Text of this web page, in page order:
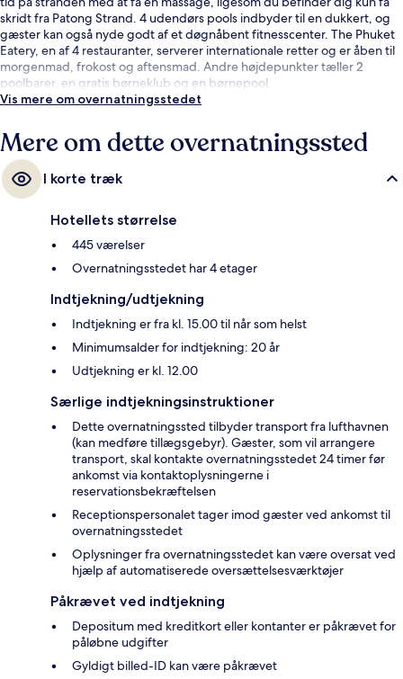
skridt fra Patong Strand. 4 udendørs pools indbyder til en dukkert, og
gæster kan også nyde godt af et døgnåbent fitnesscenter. The Phuket
Eatery, en af 4 restauranter, serverer internationale retter og er åben til
morgenmad, frokost og aftensmad. Andre højdepunkter tæller 2
poolbarer, en gratis børneklub og en børnepool.
Vis mere om overnatningsstedet
Mere om dette overnatningssted
I korte træk
Hotellets størrelse
445 værelser
Overnatningsstedet har 4 etager
Indtjekning/udtjekning
Indtjekning er fra kl. 15.00 til når som helst
Minimumsalder for indtjekning: 20 år
Udtjekning er kl. 12.00
Særlige indtjekningsinstruktioner
Dette overnatningssted tilbyder transport fra lufthavnen
(kan medføre tillægsgebyr). Gæster, som vil arrangere
transport, skal kontakte overnatningsstedet 24 timer før
ankomst via kontaktoplysningerne i
reservationsbekræftelsen
Receptionspersonalet tager imod gæster ved ankomst til
overnatningsstedet
Oplysninger fra overnatningsstedet kan være oversat ved
hjælp af automatiserede oversættelsesværktøjer
Påkrævet ved indtjekning
Depositum med kreditkort eller kontanter er påkrævet for
påløbne udgifter
Gyldigt billed-ID kan være påkrævet